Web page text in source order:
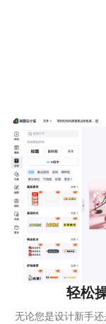
轻松
无论您是设计新手